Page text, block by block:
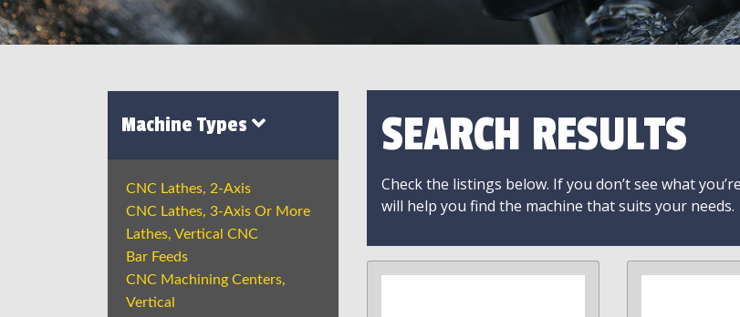
Machine Types
CNC Lathes, 2-Axis
CNC Lathes, 3-Axis Or More
Lathes, Vertical CNC
Bar Feeds
CNC Machining Centers,
Vertical
SEARCH RESULTS
Check the listings below. If you don’t see what
will help you find the machine that suits your needs.